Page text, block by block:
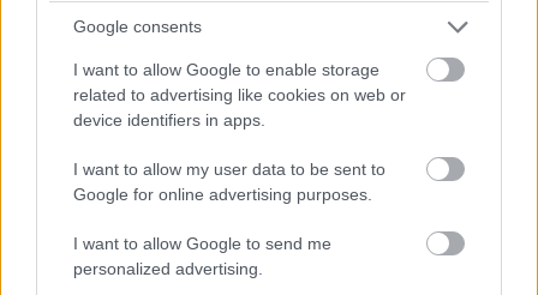
Google consents
I want to allow Google to enable storage
related to advertising like cookies on web or
device identifiers in apps.
I want to allow my user data to be sent to
Google for online advertising purposes.
I want to allow Google to send me
personalized advertising.
majd innen, a Williams elég kakukktojás, mivel Albon nem volt
rossz a szabadedzéseken.